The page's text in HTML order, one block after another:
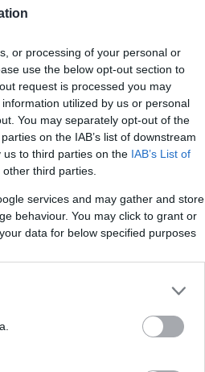
or processing of your personal or
use the below opt-out section to
request is processed you may
utilized by us or personal
You may separately opt-out of the
on the IAB’s list of downstream
to third parties on the IAB’s List of
third parties.
services and may gather and store
behaviour. You may click to grant or
data for below specified purposes
évre
saját fejlesztésű